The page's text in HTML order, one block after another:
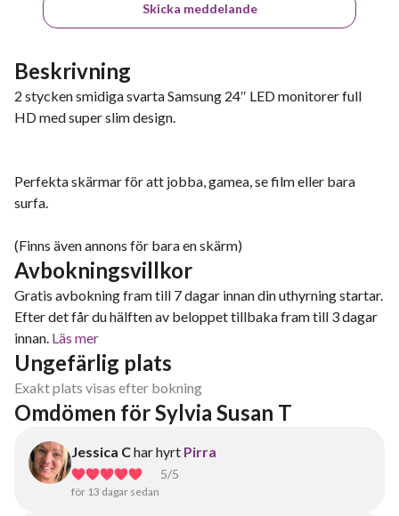
Skicka meddelande
Beskrivning
2 stycken smidiga svarta Samsung 24″ LED monitorer full
HD med super slim design.
Perfekta skärmar för att jobba, gamea, se film eller bara
surfa.
(Finns även annons för bara en skärm)
Avbokningsvillkor
Gratis avbokning fram till 7 dagar innan din uthyrning startar.
Efter det får du hälften av beloppet tillbaka fram till 3 dagar
innan. Läs mer
Ungefärlig plats
Exakt plats visas efter bokning
Omdömen för Sylvia Susan T
Jessica Char hyrt Pirra
5/5
för 13 dagar sedan